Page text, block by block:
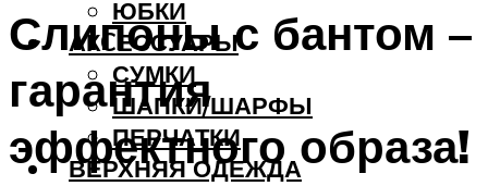
ЮБКИ
АКCЕССУАРЫ
СУМКИ
ШАПКИ/ШАРФЫ
ПЕРЧАТКИ
ВЕРХНЯЯ ОДЕЖДА
Слипоны с бантом –
гарантия
эффектного образа!